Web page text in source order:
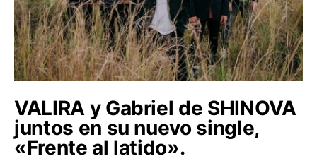
VALIRA y Gabriel de SHINOVA
juntos en su nuevo single,
«Frente al latido».